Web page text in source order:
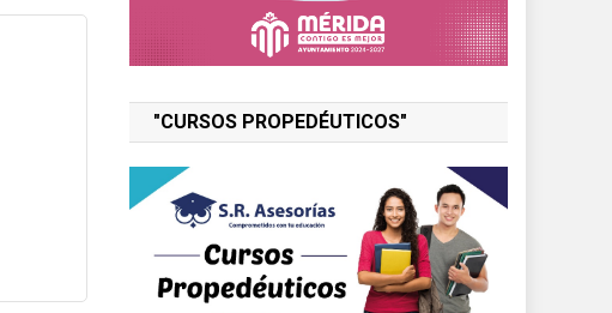
"CURSOS PROPEDÉUTICOS"